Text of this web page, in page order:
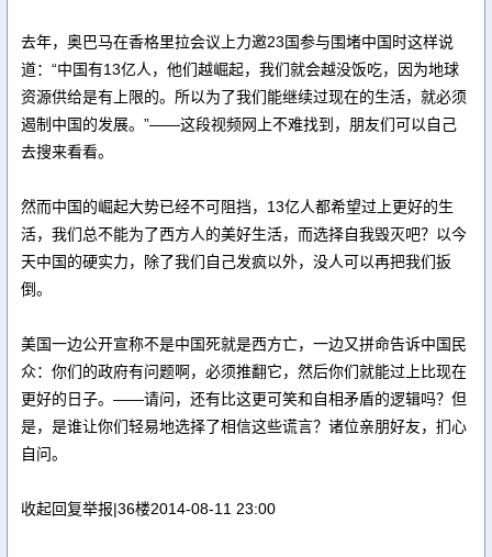
去年，奥巴马在香格里拉会议上力邀23国参与围堵中国时这样说
道：“中国有13亿人，他们越崛起，我们就会越没饭吃，因为地球
资源供给是有上限的。所以为了我们能继续过现在的生活，就必须
遏制中国的发展。”——这段视频网上不难找到，朋友们可以自己
去搜来看看。
然而中国的崛起大势已经不可阻挡，13亿人都希望过上更好的生
活，我们总不能为了西方人的美好生活，而选择自我毁灭吧？以今
天中国的硬实力，除了我们自己发疯以外，没人可以再把我们扳
倒。
美国一边公开宣称不是中国死就是西方亡，一边又拼命告诉中国民
众：你们的政府有问题啊，必须推翻它，然后你们就能过上比现在
更好的日子。——请问，还有比这更可笑和自相矛盾的逻辑吗？但
是，是谁让你们轻易地选择了相信这些谎言？诸位亲朋好友，扪心
自问。
收起回复举报|36楼2014-08-11 23:00